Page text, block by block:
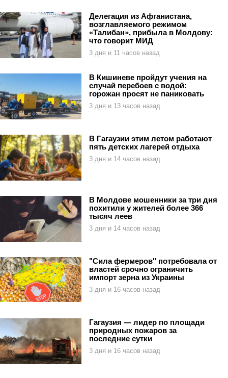
Делегация из Афганистана,
возглавляемого режимом
«Талибан», прибыла в Молдову:
что говорит МИД
3 дня и 11 часов назад
В Кишиневе пройдут учения на
случай перебоев с водой:
горожан просят не паниковать
3 дня и 13 часов назад
В Гагаузии этим летом работают
пять детских лагерей отдыха
3 дня и 14 часов назад
В Молдове мошенники за три дня
похитили у жителей более 366
тысяч леев
3 дня и 14 часов назад
"Сила фермеров" потребовала от
властей срочно ограничить
импорт зерна из Украины
3 дня и 16 часов назад
Гагаузия — лидер по площади
природных пожаров за
последние сутки
3 дня и 16 часов назад